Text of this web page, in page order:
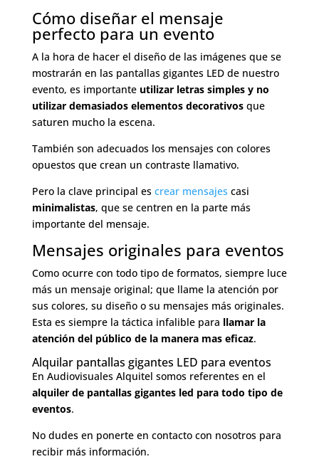
Cómo diseñar el mensaje
perfecto para un evento
A la hora de hacer el diseño de las imágenes que se
mostrarán en las pantallas gigantes LED de nuestro
evento, es importanteutilizar letras simples y no
utilizar demasiados elementos decorativosque
saturen mucho la escena.
También son adecuados los mensajes con colores
opuestos que crean un contraste llamativo.
Pero la clave principal es crear mensajes casi
minimalistas, que se centren en la parte más
importante del mensaje.
Mensajes originales para eventos
Como ocurre con todo tipo de formatos, siempre luce
más un mensaje original; que llame la atención por
sus colores, su diseño o su mensajes más originales.
Esta es siempre la táctica infalible para llamar la
atención del público de la manera mas eficaz.
Alquilar pantallas gigantes LED para eventos
En Audiovisuales Alquitel somos referentes en el
alquiler de pantallas gigantes led para todo tipo de
eventos.
No dudes en ponerte en contacto con nosotros para
recibir más información.